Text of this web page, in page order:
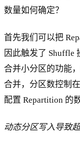
数量如何确定？
首先我们可以把
因此触发了 Shuffle
合并小分区的功能
合并，分区数控制
配置 Repartition 的
动态分区写入导致